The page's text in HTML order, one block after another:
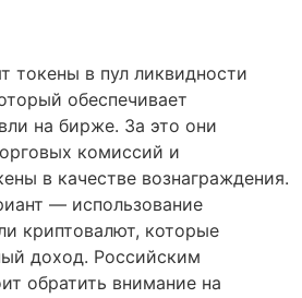
токены в пул ликвидности
обеспечивает
на бирже. За это они
комиссий и
в качестве вознаграждения.
— использование
криптовалют, которые
доход. Российским
обратить внимание на